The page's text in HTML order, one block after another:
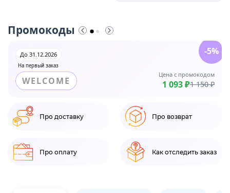
Промокоды
На первый заказ
До 31.12.2026
WELCOME
Цена с промокодом
1 093 ₽1 150 ₽
-5%
Про доставку Про возврат
Про оплату Как отследить заказ